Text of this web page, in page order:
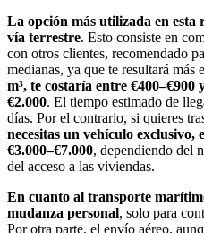
La opción más utilizada en esta
vía terrestre. Esto consiste en
con otros clientes, recomendado
medianas, ya que te resultará más
m³, te costaría entre €400–€900
€2.000. El tiempo estimado de
días. Por el contrario, si quieres
necesitas un vehículo exclusivo,
€3.000–€7.000, dependiendo del
del acceso a las viviendas.
En cuanto al transporte
mudanza personal, solo para
Por otra parte, el envío aéreo,